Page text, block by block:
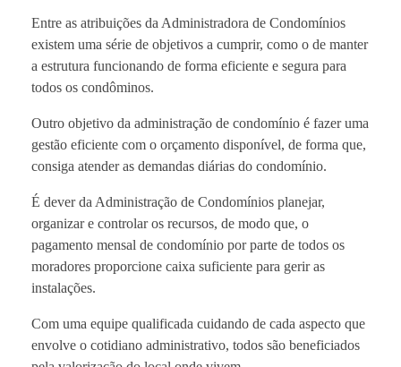
Entre as atribuições da Administradora de Condomínios
existem uma série de objetivos a cumprir, como o de manter
a estrutura funcionando de forma eficiente e segura para
todos os condôminos.
Outro objetivo da administração de condomínio é fazer uma
gestão eficiente com o orçamento disponível, de forma que,
consiga atender as demandas diárias do condomínio.
É dever da Administração de Condomínios planejar,
organizar e controlar os recursos, de modo que, o
pagamento mensal de condomínio por parte de todos os
moradores proporcione caixa suficiente para gerir as
instalações.
Com uma equipe qualificada cuidando de cada aspecto que
envolve o cotidiano administrativo, todos são beneficiados